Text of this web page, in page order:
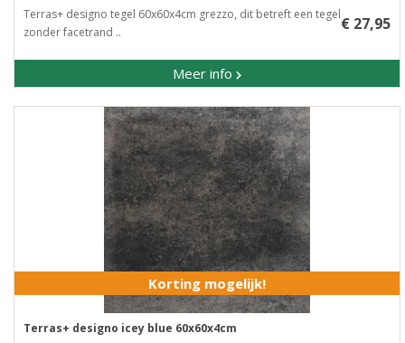
Terras+ designo tegel 60x60x4cm grezzo, dit betreft een tegel
zonder facetrand ..
Meer info
€ 27,95
Korting mogelijk!
Terras+ designo icey blue 60x60x4cm